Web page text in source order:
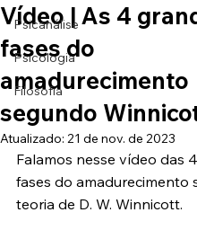
Psicanálise
Psicologia
Filosofia
Vídeo | As 4
fases do
amadurecimento
segundo
Atualizado: 21 de nov. de 2023
Falamos nesse vídeo das
fases do amadurecimento
teoria de D. W. Winnicott.